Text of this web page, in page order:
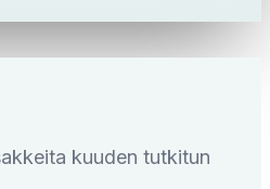
kuuden tutkitun